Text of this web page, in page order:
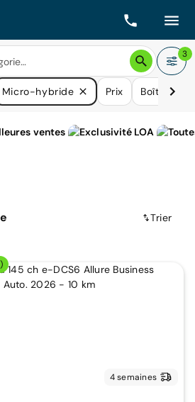
3
Micro-hybride Prix Boîtes de
Trier
4 semaines